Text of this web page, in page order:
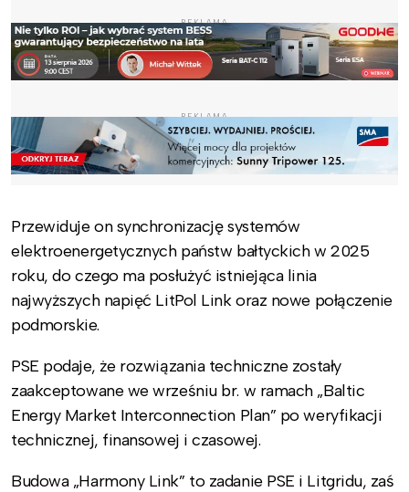
REKLAMA
REKLAMA
Przewiduje on synchronizację systemów
elektroenergetycznych państw bałtyckich w 2025
roku, do czego ma posłużyć istniejąca linia
najwyższych napięć LitPol Link oraz nowe połączenie
podmorskie.
PSE podaje, że rozwiązania techniczne zostały
zaakceptowane we wrześniu br. w ramach „Baltic
Energy Market Interconnection Plan” po weryfikacji
technicznej, finansowej i czasowej.
Budowa „Harmony Link” to zadanie PSE i Litgridu, zaś